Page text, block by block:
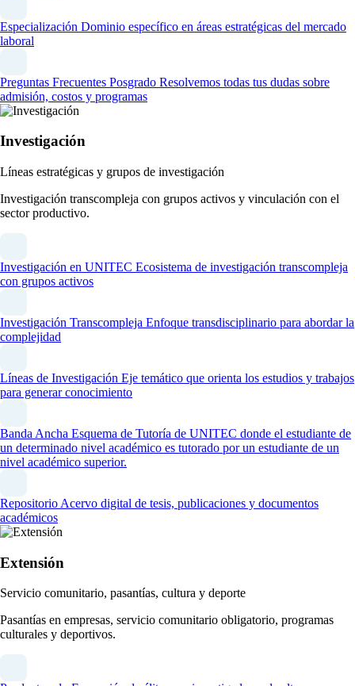
Especialización Dominio específico en áreas estratégicas del mercado
laboral
Preguntas Frecuentes Posgrado Resolvemos todas tus dudas sobre
admisión, costos y programas
Investigación
Líneas estratégicas y grupos de investigación
Investigación transcompleja con grupos activos y vinculación con el
sector productivo.
Investigación en UNITEC Ecosistema de investigación transcompleja
con grupos activos
Investigación Transcompleja Enfoque transdisciplinario para abordar la
complejidad
Líneas de Investigación Eje temático que orienta los estudios y trabajos
para generar conocimiento
Banda Ancha Esquema de Tutoría de UNITEC donde el estudiante de
un determinado nivel académico es tutorado por un estudiante de un
nivel académico superior.
Repositorio Acervo digital de tesis, publicaciones y documentos
académicos
Extensión
Servicio comunitario, pasantías, cultura y deporte
Pasantías en empresas, servicio comunitario obligatorio, programas
culturales y deportivos.